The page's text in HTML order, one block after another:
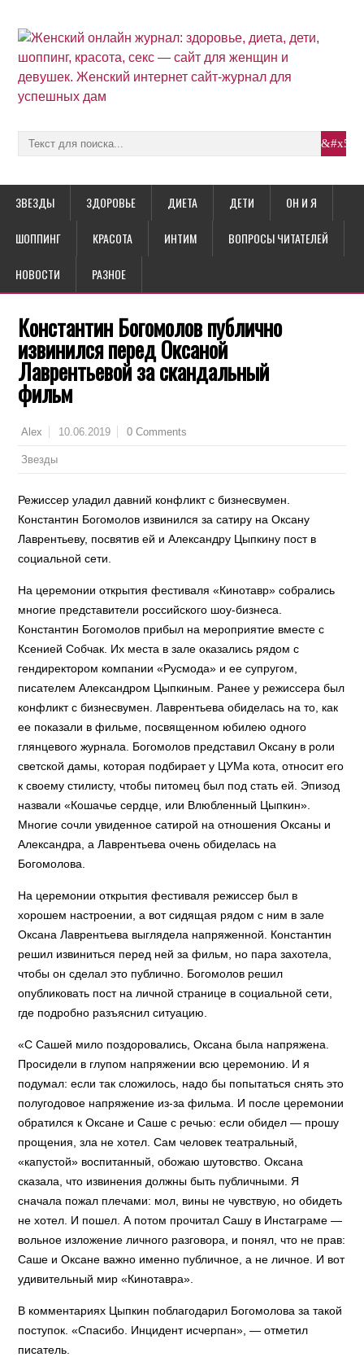
ЗВЕЗДЫ ЗДОРОВЬЕ ДИЕТА ДЕТИ ОН И Я
ШОППИНГ КРАСОТА ИНТИМ ВОПРОСЫ ЧИТАТЕЛЕЙ
НОВОСТИ РАЗНОЕ
Константин Богомолов публично
извинился перед Оксаной
Лаврентьевой за скандальный
фильм
Alex 10.06.2019 0 Comments
Звезды
Режиссер уладил давний конфликт с бизнесвумен.
Константин Богомолов извинился за сатиру на Оксану
Лаврентьеву, посвятив ей и Александру Цыпкину пост в
социальной сети.
На церемонии открытия фестиваля «Кинотавр» собрались
многие представители российского шоу-бизнеса.
Константин Богомолов прибыл на мероприятие вместе с
Ксенией Собчак. Их места в зале оказались рядом с
гендиректором компании «Русмода» и ее супругом,
писателем Александром Цыпкиным. Ранее у режиссера был
конфликт с бизнесвумен. Лаврентьева обиделась на то, как
ее показали в фильме, посвященном юбилею одного
глянцевого журнала. Богомолов представил Оксану в роли
светской дамы, которая подбирает у ЦУМа кота, относит его
к своему стилисту, чтобы питомец был под стать ей. Эпизод
назвали «Кошачье сердце, или Влюбленный Цыпкин».
Многие сочли увиденное сатирой на отношения Оксаны и
Александра, а Лаврентьева очень обиделась на
Богомолова.
На церемонии открытия фестиваля режиссер был в
хорошем настроении, а вот сидящая рядом с ним в зале
Оксана Лаврентьева выглядела напряженной. Константин
решил извиниться перед ней за фильм, но пара захотела,
чтобы он сделал это публично. Богомолов решил
опубликовать пост на личной странице в социальной сети,
где подробно разъяснил ситуацию.
«С Сашей мило поздоровались, Оксана была напряжена.
Просидели в глупом напряжении всю церемонию. И я
подумал: если так сложилось, надо бы попытаться снять это
полугодовое напряжение из-за фильма. И после церемонии
обратился к Оксане и Саше с речью: если обидел — прошу
прощения, зла не хотел. Сам человек театральный,
«капустой» воспитанный, обожаю шутовство. Оксана
сказала, что извинения должны быть публичными. Я
сначала пожал плечами: мол, вины не чувствую, но обидеть
не хотел. И пошел. А потом прочитал Сашу в Инстаграме —
вольное изложение личного разговора, и понял, что не прав:
Саше и Оксане важно именно публичное, а не личное. И вот
удивительный мир «Кинотавра».
В комментариях Цыпкин поблагодарил Богомолова за такой
поступок. «Спасибо. Инцидент исчерпан», — отметил
писатель.